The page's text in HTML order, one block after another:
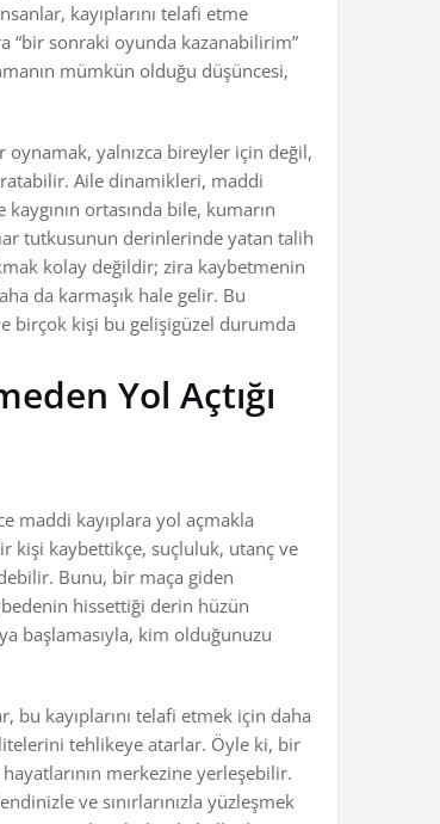
kayıplarını telafi etme
“bir sonraki oyunda kazanabilirim”
mümkün olduğu düşüncesi,
yalnızca bireyler için değil,
Aile dinamikleri, maddi
ortasında bile, kumarın
tutkusunun derinlerinde yatan talih
kolay değildir; zira kaybetmenin
da karmaşık hale gelir. Bu
birçok kişi bu gelişigüzel durumda
Yol Açtığı
maddi kayıplara yol açmakla
kişi kaybettikçe, suçluluk, utanç ve
Bunu, bir maça giden
hissettiği derin hüzün
başlamasıyla, kim olduğunuzu
bu kayıplarını telafi etmek için daha
tehlikeye atarlar. Öyle ki, bir
merkezine yerleşebilir.
ve sınırlarınızla yüzleşmek